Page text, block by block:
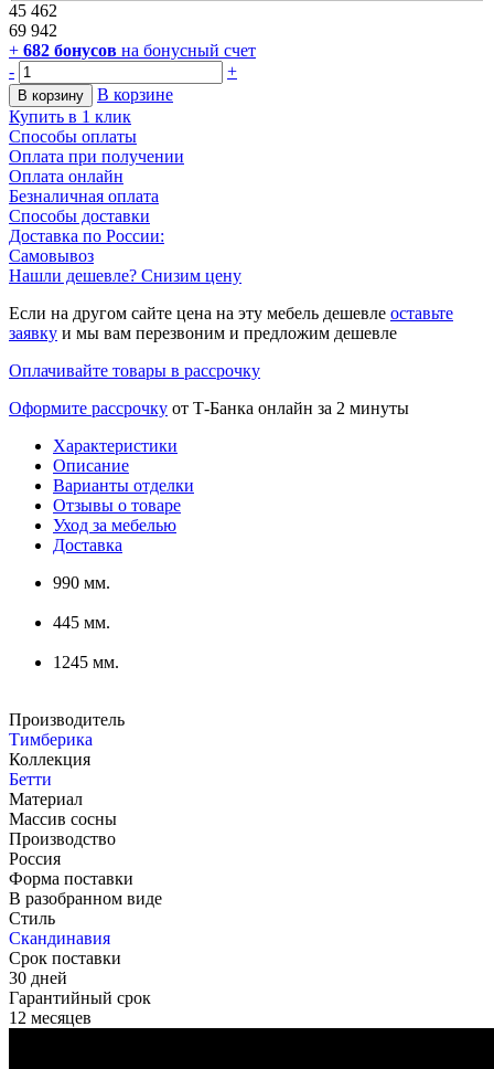
45 462
69 942
+ 682 бонусов на бонусный счет
-
+
В корзину
В корзине
Купить в 1 клик
Способы оплаты
Оплата при получении
Оплата онлайн
Безналичная оплата
Способы доставки
Доставка по России:
Самовывоз
Нашли дешевле? Снизим цену
Если на другом сайте цена на эту мебель дешевле оставьте
заявку и мы вам перезвоним и предложим дешевле
Оплачивайте товары в рассрочку
Оформите рассрочку от Т-Банка онлайн за 2 минуты
Характеристики
Описание
Варианты отделки
Отзывы о товаре
Уход за мебелью
Доставка
990 мм.
445 мм.
1245 мм.
Производитель
Тимберика
Коллекция
Бетти
Материал
Массив сосны
Производство
Россия
Форма поставки
В разобранном виде
Стиль
Скандинавия
Срок поставки
30 дней
Гарантийный срок
12 месяцев